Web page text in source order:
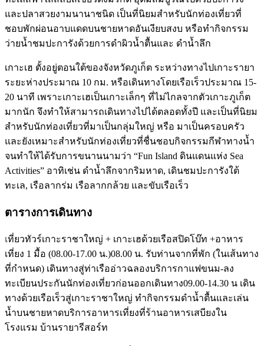
และปลาสวยงามนานาชนิด เป็นที่นิยมสำหรับนักท่องเที่ยวที่
ชอบพักผ่อนอาบแดดบนชายหาดอันเงียบสงบ หรือทำกิจกรรม
ว่ายน้ำชมปะการังด้วยการดำผิวน้ำตื้นและ ดำน้ำลึก
เกาะเฮ ตั้งอยู่ตอนใต้ของจังหวัดภูเก็ต ระหว่างทางไปเกาะรายา
ระยะห่างประมาณ 10 กม. หรือเดินทางโดยเรือเร็วประมาณ 15-
20 นาที เพราะเกาะเฮเป็นเกาะเล็กๆ ที่ไม่ไกลจากตัวเกาะภูเก็ต
มากนัก จึงทำให้สามารถเดินทางไปได้ตลอดทั้งปี และเป็นที่นิยม
สำหรับนักท่องเที่ยวที่มาเป็นกลุ่มใหญ่ หรือ มาเป็นครอบครัว
และยังเหมาะสำหรับนักท่องเที่ยวที่ชื่นชอบกิจกรรมกีฬาทางน้ำ
จนทำให้ได้รับการขนานนามว่า “Fun Island ดินแดนแห่ง Sea
Activities” อาทิเช่น ดำน้ำลึกจากริมหาด, เดินชมปะการังใต้
ทะเล, เรือลากร่ม เรือลากกล้วย และขับเรือเร็ว
ตารางการเดินทาง
เที่ยวทัวร์เกาะราชาใหญ่ + เกาะเฮด้วยเรือสปิดโบ๊ท +อาหาร
เที่ยง 1 มื้อ (08.00-17.00 น.)08.00 น. รับท่านจากที่พัก (ในเส้นทาง
ที่กำหนด) เดินทางสู่ท่าเรืออ่าวฉลองบริการกาแฟขนม-ลง
ทะเบียนประกันนักท่องเที่ยวก่อนออกเดินทาง09.00-14.30 น เดิน
ทางด้วยเรือเร็วสู่เกาะราชาใหญ่ ทำกิจกรรมดำน้ำตื้นและเล่น
น้ำบนชายหาดบริการอาหารเที่ยงที่ร้านอาหารเสบียงใน
โรงแรม บ้านรายารีสอร์ท